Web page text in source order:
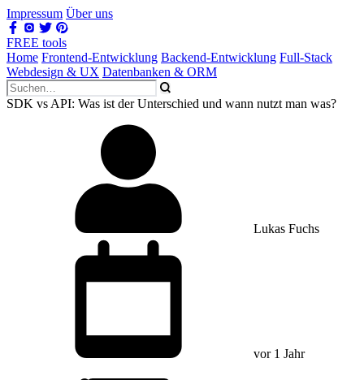
Impressum Über uns
FREE tools
Home Frontend-Entwicklung Backend-Entwicklung Full-Stack
Webdesign & UX Datenbanken & ORM
SDK vs API: Was ist der Unterschied und wann nutzt man was?
Lukas Fuchs
vor 1 Jahr